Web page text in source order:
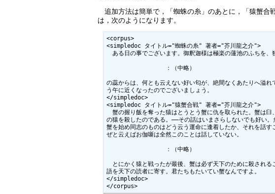
追加方法は簡単で，「蜘蛛の糸」のあとに，「猿蟹合
は，次のようになります。
<corpus>
<simpledoc タイトル="蜘蛛の糸" 著者="芥川龍之介">
ある日の事でございます。御釈迦様は極楽の蓮池のふちを、
：（中略）
の蕊からは、何とも云えない好い匂が、絶間なくあたりへ溢れ
う午に近くなったのでございましょう。
</simpledoc>
<simpledoc タイトル="猿蟹合戦" 著者="芥川龍之介">
蟹の握り飯を奪った猿はとうとう蟹に仇を取られた。蟹は臼
の猿を殺したのである。――その話はいまさらしないでも好い。
蟹を始め同志のものはどう云う運命に逢着したか、それを話す
ぜと云えばお伽噺は全然このことは話していない。
：（中略）
とにかく猿と戦ったが最後、蟹は必ず天下のために殺される
語を天下の読者に寄す。君たちもたいてい蟹なんですよ。
</simpledoc>
</corpus>